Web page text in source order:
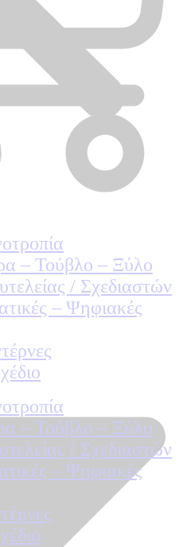
– Τούβλο – Ξύλο
/ Σχεδιαστών
– Ψηφιακές
– Τούβλο – Ξύλο
/ Σχεδιαστών
– Ψηφιακές